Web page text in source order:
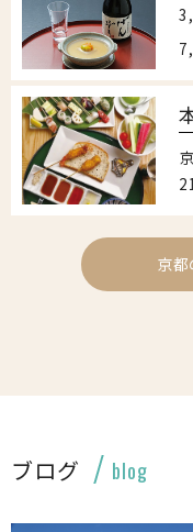
京
ブログ blog